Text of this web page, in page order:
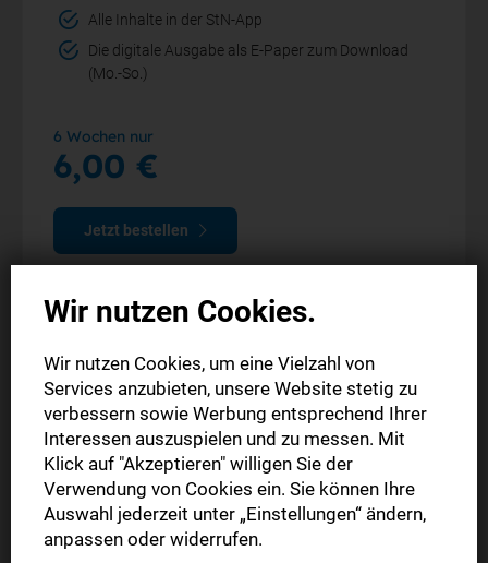
Alle Inhalte in der StN-App
Die digitale Ausgabe als E-Paper zum Download
(Mo.-So.)
6 Wochen nur
6,00 €
Jetzt bestellen
Wir nutzen Cookies.
Wir nutzen Cookies, um eine Vielzahl von
Services anzubieten, unsere Website stetig zu
verbessern sowie Werbung entsprechend Ihrer
Interessen auszuspielen und zu messen. Mit
Klick auf "Akzeptieren" willigen Sie der
Verwendung von Cookies ein. Sie können Ihre
Auswahl jederzeit unter „Einstellungen“ ändern,
anpassen oder widerrufen.